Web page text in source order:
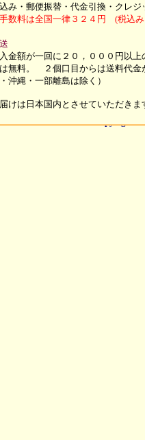
Copyright c
み・郵便振替・代金引換・ クレ
数料は全国一律３２４円 (税込み
送
金額が一回に２０，０００円以上
無料。 ２個口目からは送料代金
沖縄・一部離島は除く）
けは 日本国内とさせていただきま